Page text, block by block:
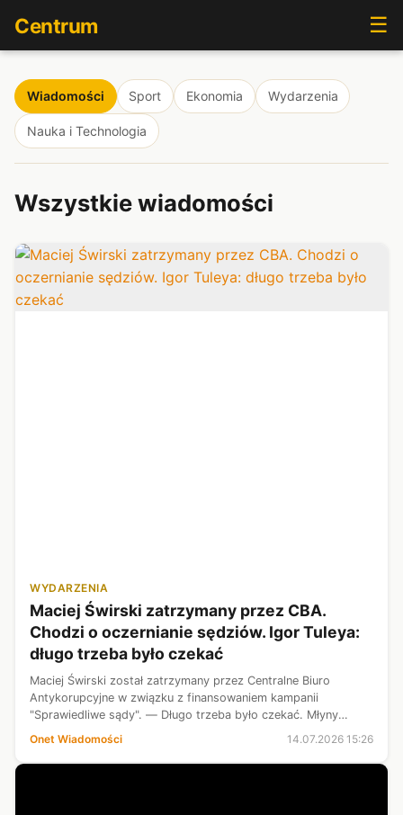
Centrum ☰
Wiadomości Sport Ekonomia Wydarzenia
Nauka i Technologia
Wszystkie wiadomości
WYDARZENIA
Maciej Świrski zatrzymany przez CBA.
Chodzi o oczernianie sędziów. Igor Tuleya:
długo trzeba było czekać
Maciej Świrski został zatrzymany przez Centralne Biuro
Antykorupcyjne w związku z finansowaniem kampanii
"Sprawiedliwe sądy". — Długo trzeba było czekać. Młyny
sprawiedliwości mielą powoli, a ta kampania była wyjątkowo
Onet Wiadomości 14.07.2026 15:26